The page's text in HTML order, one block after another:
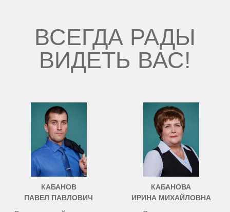
ВСЕГДА РАДЫ
ВИДЕТЬ ВАС!
КАБАНОВ
ПАВЕЛ ПАВЛОВИЧ
КАБАНОВА
ИРИНА МИХАЙЛОВНА